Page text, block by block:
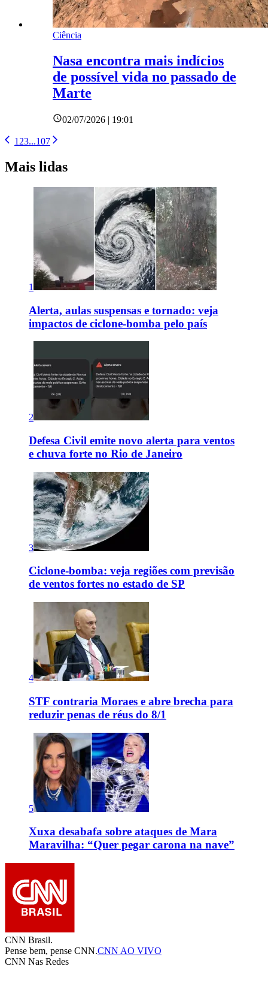
Ciência
Nasa encontra mais indícios
de possível vida no passado de
Marte
02/07/2026 | 19:01
1 23...107
Mais lidas
1
Alerta, aulas suspensas e tornado: veja
impactos de ciclone-bomba pelo país
2
Defesa Civil emite novo alerta para ventos
e chuva forte no Rio de Janeiro
3
Ciclone-bomba: veja regiões com previsão
de ventos fortes no estado de SP
4
STF contraria Moraes e abre brecha para
reduzir penas de réus do 8/1
5
Xuxa desabafa sobre ataques de Mara
Maravilha: “Quer pegar carona na nave”
CNN Brasil.
Pense bem, pense CNN.CNN AO VIVO
CNN Nas Redes